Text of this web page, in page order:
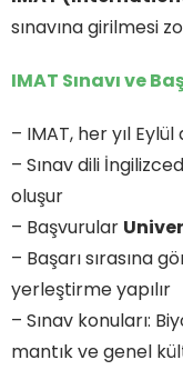
sınavına girilmesi
IMAT Sınavı ve
– IMAT, her yıl Eylül
– Sınav dili
oluşur
– Başvurular
– Başarı sırasına
yerleştirme yapılır
– Sınav konuları:
mantık ve genel